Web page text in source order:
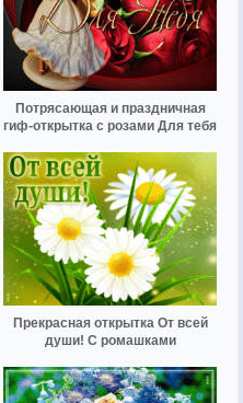
Потрясающая и праздничная
гиф-открытка с розами Для тебя
Прекрасная открытка От всей
души! С ромашками